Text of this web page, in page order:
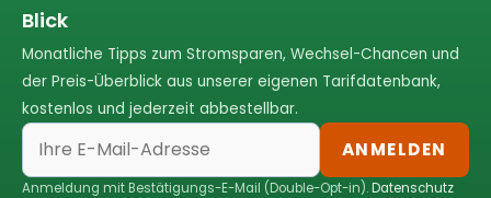
Blick
Monatliche Tipps zum Stromsparen, Wechsel-Chancen und
der Preis-Überblick aus unserer eigenen Tarifdatenbank,
kostenlos und jederzeit abbestellbar.
ANMELDEN
Anmeldung mit Bestätigungs-E-Mail (Double-Opt-in).Datenschutz